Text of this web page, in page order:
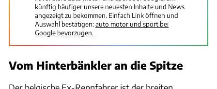
künftig häufiger unsere neuesten Inhalte und News
angezeigt zu bekommen. Einfach Link öffnen und
Auswahl bestätigen:auto motor und sport bei
Google bevorzugen.
Vom Hinterbänkler an die Spitze